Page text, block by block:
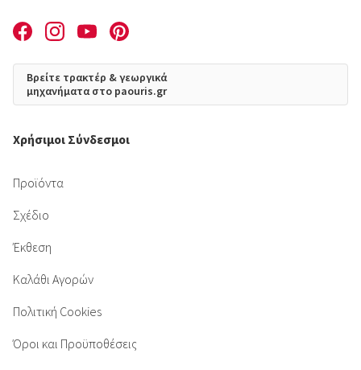
Βρείτε τρακτέρ & γεωργικά
μηχανήματα στο paouris.gr
Χρήσιμοι Σύνδεσμοι
Προϊόντα
Σχέδιο
Έκθεση
Καλάθι Αγορών
Πολιτική Cookies
Όροι και Προϋποθέσεις